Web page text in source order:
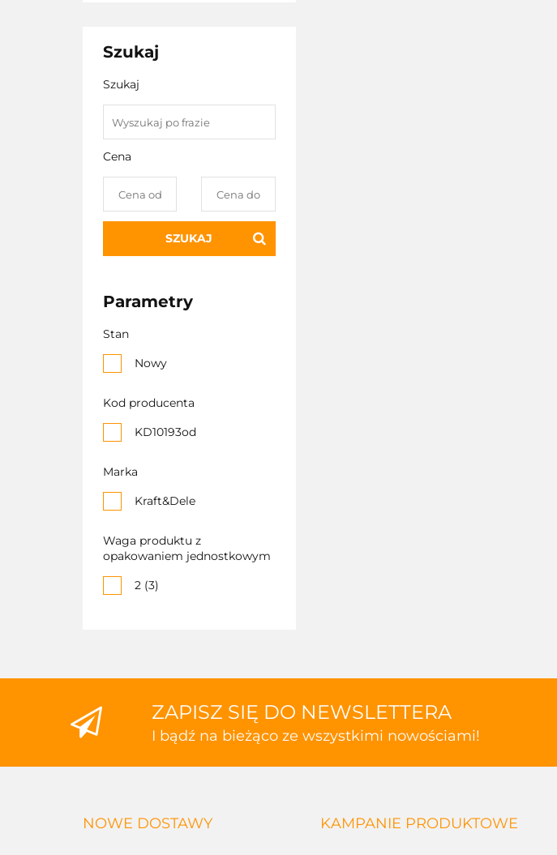
Szukaj
Szukaj
Cena
SZUKAJ
Parametry
Stan
Nowy
Kod producenta
KD10193od
Marka
Kraft&Dele
Waga produktu z
opakowaniem jednostkowym
2 (3)
ZAPISZ SIĘ DO NEWSLETTERA
I bądź na bieżąco ze wszystkimi nowościami!
NOWE DOSTAWY KAMPANIE PRODUKTOWE